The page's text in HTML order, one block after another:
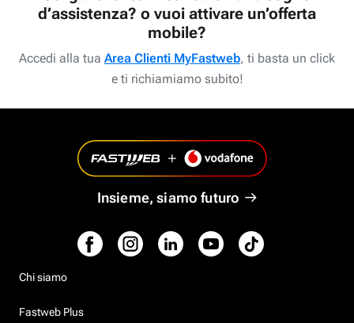
d’assistenza? o vuoi attivare un’offerta
mobile?
Accedi alla tua Area Clienti MyFastweb, ti basta un click
e ti richiamiamo subito!
Insieme, siamo futuro
Chi siamo
Fastweb Plus